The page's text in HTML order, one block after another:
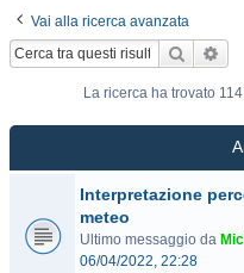
Vai alla ricerca avanzata
Cerca
La ricerca ha trovato
Interpretazione
meteo
Ultimo messaggio da
06/04/2022, 22:28